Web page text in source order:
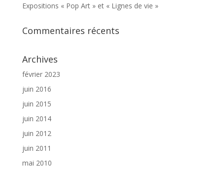
Expositions « Pop Art » et « Lignes de vie »
Commentaires récents
Archives
février 2023
juin 2016
juin 2015
juin 2014
juin 2012
juin 2011
mai 2010